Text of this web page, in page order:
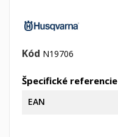
Kód N19706
Špecifické referencie
EAN